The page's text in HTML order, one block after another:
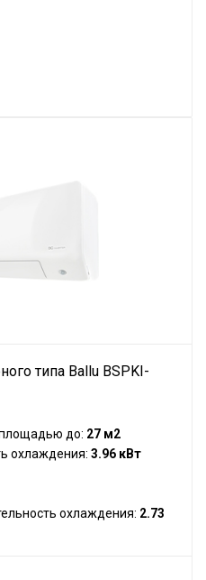
типа Ballu BSPKI-
до: 27 м2
охлаждения: 3.96 кВт
охлаждения: 2.73